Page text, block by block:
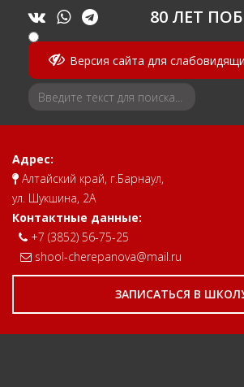
80 ЛЕТ
Версия сайта для
Адрес:
Алтайский край, г.Барнаул,
ул. Шукшина, 2А
Контактные данные:
+7 (3852) 56-75-25
shool-cherepanova@mail.ru
ЗАПИСАТЬСЯ В